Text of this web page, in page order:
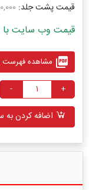
قیمت پشت جلد:
قیمت وب سایت با تخفیف:
picture_as_pdf مشاهده فهرست
+
-
اضافه کردن به